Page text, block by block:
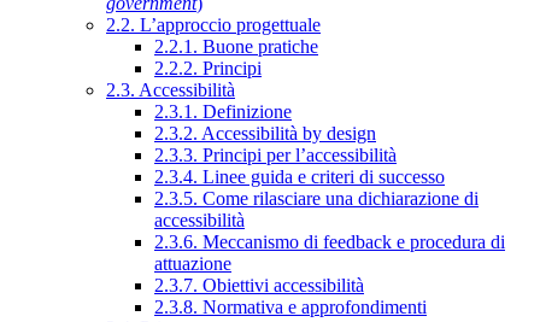
2.2. L’approccio progettuale
2.2.1. Buone pratiche
2.2.2. Principi
2.3. Accessibilità
2.3.1. Definizione
2.3.2. Accessibilità by design
2.3.3. Principi per l’accessibilità
2.3.4. Linee guida e criteri di successo
2.3.5. Come rilasciare una dichiarazione di
accessibilità
2.3.6. Meccanismo di feedback e procedura di
attuazione
2.3.7. Obiettivi accessibilità
2.3.8. Normativa e approfondimenti